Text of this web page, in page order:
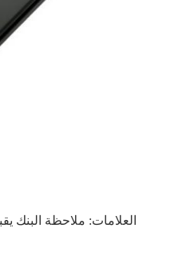
العلامات: ملاحظة البنك